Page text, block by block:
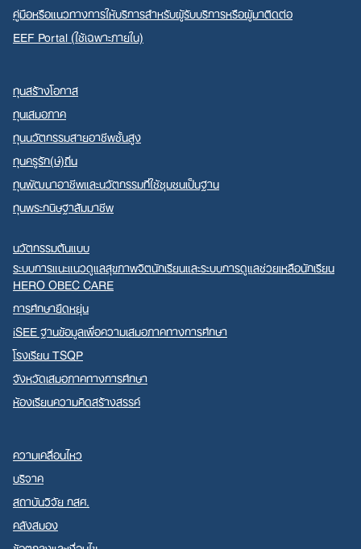
คู่มือหรือแนวทางการให้บริการสำหรับผู้รับบริการหรือผู้มาติดต่อ
EEF Portal (ใช้เฉพาะภายใน)
ทุนสร้างโอกาส
ทุนเสมอภาค
ทุนนวัตกรรมสายอาชีพชั้นสูง
ทุนครูรัก(ษ์)ถิ่น
ทุนพัฒนาอาชีพและนวัตกรรมที่ใช้ชุมชนเป็นฐาน
ทุนพระกนิษฐาสัมมาชีพ
นวัตกรรมต้นแบบ
ระบบการแนะแนวดูแลสุขภาพจิตนักเรียนและระบบการดูแลช่วยเหลือนักเรียน
HERO OBEC CARE
การศึกษายืดหยุ่น
iSEE ฐานข้อมูลเพื่อความเสมอภาคทางการศึกษา
โรงเรียน TSQP
จังหวัดเสมอภาคทางการศึกษา
ห้องเรียนความคิดสร้างสรรค์
ความเคลื่อนไหว
บริจาค
สถาบันวิจัย กสศ.
คลังสมอง